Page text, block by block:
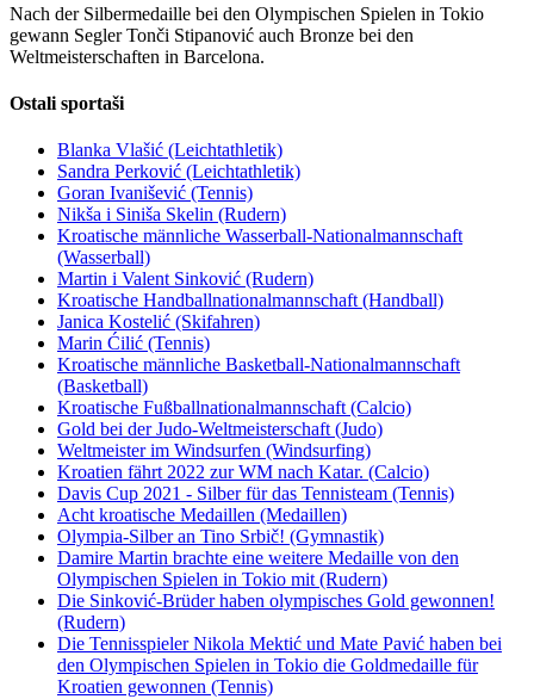
Nach der Silbermedaille bei den Olympischen Spielen in Tokio
gewann Segler Tonči Stipanović auch Bronze bei den
Weltmeisterschaften in Barcelona.
Ostali sportaši
Blanka Vlašić (Leichtathletik)
Sandra Perković (Leichtathletik)
Goran Ivanišević (Tennis)
Nikša i Siniša Skelin (Rudern)
Kroatische männliche Wasserball-Nationalmannschaft
(Wasserball)
Martin i Valent Sinković (Rudern)
Kroatische Handballnationalmannschaft (Handball)
Janica Kostelić (Skifahren)
Marin Ćilić (Tennis)
Kroatische männliche Basketball-Nationalmannschaft
(Basketball)
Kroatische Fußballnationalmannschaft (Calcio)
Gold bei der Judo-Weltmeisterschaft (Judo)
Weltmeister im Windsurfen (Windsurfing)
Kroatien fährt 2022 zur WM nach Katar. (Calcio)
Davis Cup 2021 - Silber für das Tennisteam (Tennis)
Acht kroatische Medaillen (Medaillen)
Olympia-Silber an Tino Srbič! (Gymnastik)
Damire Martin brachte eine weitere Medaille von den
Olympischen Spielen in Tokio mit (Rudern)
Die Sinković-Brüder haben olympisches Gold gewonnen!
(Rudern)
Die Tennisspieler Nikola Mektić und Mate Pavić haben bei
den Olympischen Spielen in Tokio die Goldmedaille für
Kroatien gewonnen (Tennis)